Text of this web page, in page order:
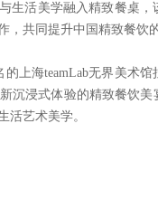
生活美学融入精致餐桌
共同提升中国精致餐饮
上海teamLab无界美术
沉浸式体验的精致餐饮
活艺术美学。